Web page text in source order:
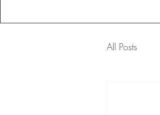
All Posts